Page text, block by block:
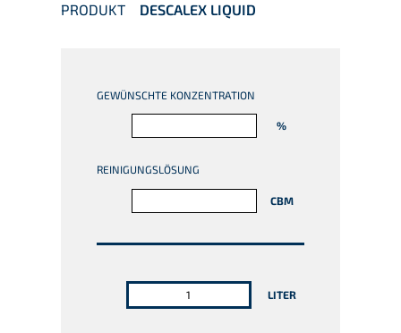
PRODUKT DESCALEX LIQUID
GEWÜNSCHTE KONZENTRATION
%
REINIGUNGSLÖSUNG
CBM
LITER